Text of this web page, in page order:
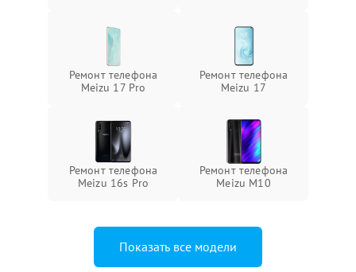
Ремонт телефона
Meizu 17 Pro
Ремонт телефона
Meizu 17
Ремонт телефона
Meizu 16s Pro
Ремонт телефона
Meizu M10
Показать все модели